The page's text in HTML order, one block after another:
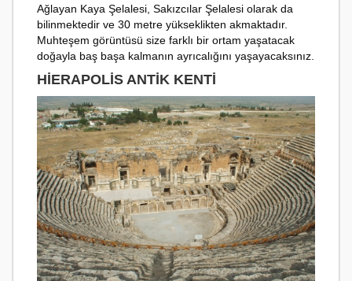
Ağlayan Kaya Şelalesi, Sakızcılar Şelalesi olarak da
bilinmektedir ve 30 metre yükseklikten akmaktadır.
Muhteşem görüntüsü size farklı bir ortam yaşatacak
doğayla baş başa kalmanın ayrıcalığını yaşayacaksınız.
HIERAPOLIS ANTIK KENTI